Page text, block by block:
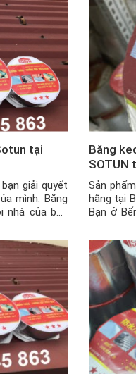
tại
giải quyết
mình. Băng
của bạn
khe hở […]
Băng
SOTUN
Sản
hãng tại
Bạn ở
hại, ẩm